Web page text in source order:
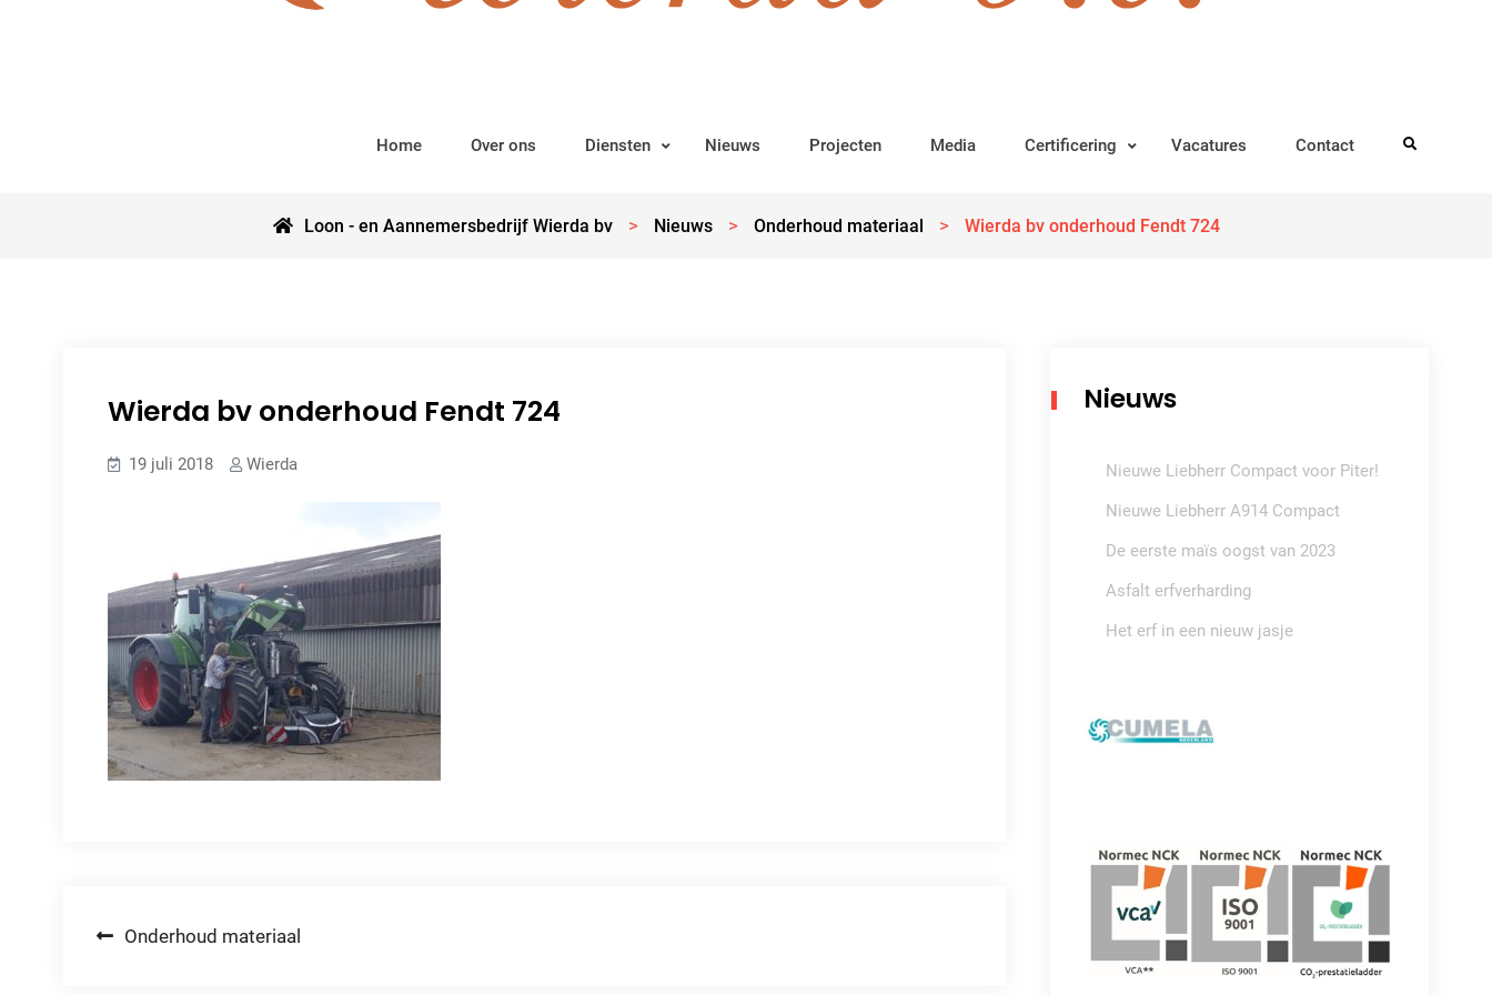
Home Over ons Diensten Nieuws Projecten Media Certificering Vacatures Contact Search
Loon - en Aannemersbedrijf Wierda bv > Nieuws > Onderhoud materiaal > Wierda bv onderhoud Fendt 724
Wierda bv onderhoud Fendt 724
19 juli 2018 Wierda
Bericht
Onderhoud materiaal
Nieuws
Nieuwe Liebherr Compact voor Piter!
Nieuwe Liebherr A914 Compact
De eerste maïs oogst van 2023
Asfalt erfverharding
Het erf in een nieuw jasje